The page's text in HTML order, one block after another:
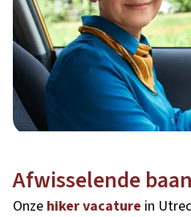
Afwisselende
Onze hiker vacature in